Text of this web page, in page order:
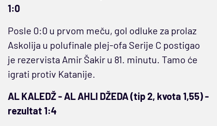
1:0
Posle 0:0 u prvom meču, gol odluke za prolaz
Askolija u polufinale plej-ofa Serije C postigao
je rezervista Amir Šakir u 81. minutu. Tamo će
igrati protiv Katanije.
AL KALEDŽ - AL AHLI DŽEDA (tip 2, kvota 1,55) -
rezultat 1:4